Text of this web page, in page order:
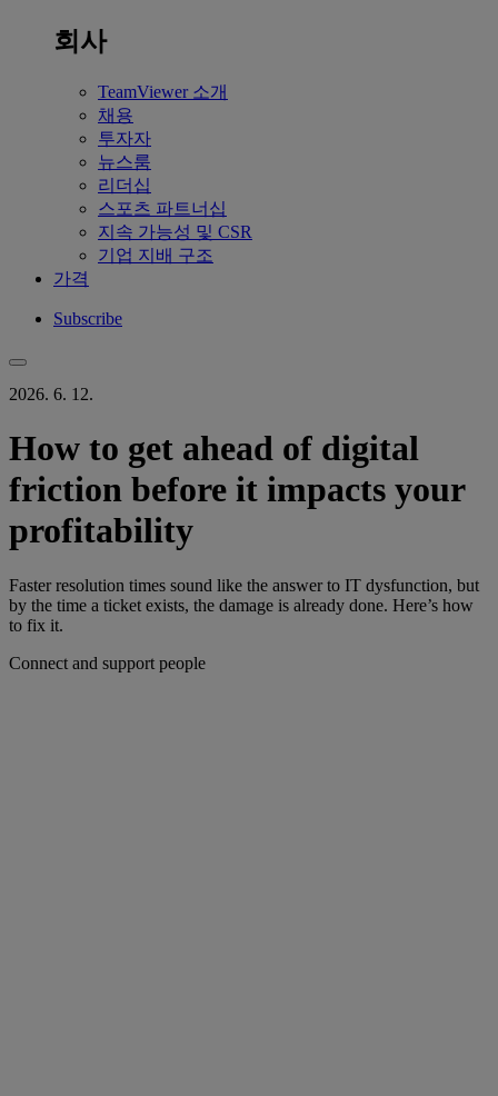
회사
TeamViewer 소개
채용
투자자
뉴스룸
리더십
스포츠 파트너십
지속 가능성 및 CSR
기업 지배 구조
가격
Subscribe
2026. 6. 12.
How to get ahead of digital
friction before it impacts your
profitability
Faster resolution times sound like the answer to IT dysfunction, but
by the time a ticket exists, the damage is already done. Here’s how
to fix it.
Connect and support people